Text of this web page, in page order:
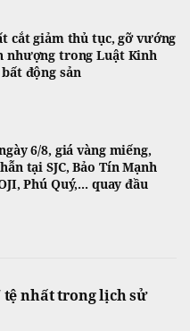
cắt giảm thủ tục, gỡ vướng
nhượng trong Luật Kinh
động sản
6/8, giá vàng miếng,
tại SJC, Bảo Tín Mạnh
Phú Quý,... quay đầu
tệ nhất trong lịch sử